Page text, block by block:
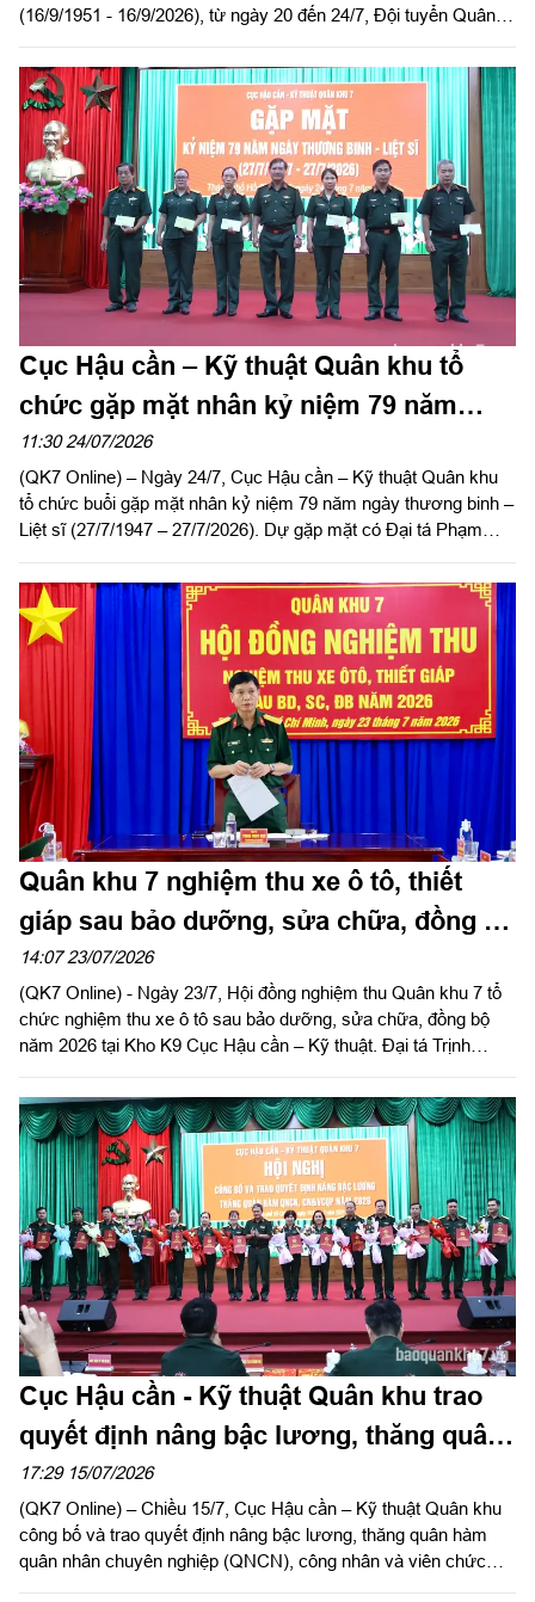
(16/9/1951 - 16/9/2026), từ ngày 20 đến 24/7, Đội tuyển Quân
chức tại Quân khu 1.
Cục Hậu cần – Kỹ thuật Quân khu tổ
chức gặp mặt nhân kỷ niệm 79 năm
ngày Thương binh - Liệt sĩ
11:30 24/07/2026
(QK7 Online) – Ngày 24/7, Cục Hậu cần – Kỹ thuật Quân khu
tổ chức buổi gặp mặt nhân kỷ niệm 79 năm ngày thương binh –
Liệt sĩ (27/7/1947 – 27/7/2026). Dự gặp mặt có Đại tá Phạm
Quân khu 7 nghiệm thu xe ô tô, thiết
giáp sau bảo dưỡng, sửa chữa, đồng bộ
năm 2026
14:07 23/07/2026
(QK7 Online) - Ngày 23/7, Hội đồng nghiệm thu Quân khu 7 tổ
chức nghiệm thu xe ô tô sau bảo dưỡng, sửa chữa, đồng bộ
năm 2026 tại Kho K9 Cục Hậu cần – Kỹ thuật. Đại tá Trịnh
tịch Hội đồng nghiệm thu chủ trì hội nghị.
Cục Hậu cần - Kỹ thuật Quân khu trao
quyết định nâng bậc lương, thăng quân
hàm QNCN, CN&VCQP năm 2026
17:29 15/07/2026
(QK7 Online) – Chiều 15/7, Cục Hậu cần – Kỹ thuật Quân khu
công bố và trao quyết định nâng bậc lương, thăng quân hàm
quân nhân chuyên nghiệp (QNCN), công nhân và viên chức